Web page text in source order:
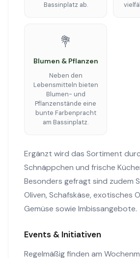
Bassinplatz ab.
💐
Blumen & Pflanzen
Neben den
Lebensmitteln bieten
Blumen- und
Pflanzenstände eine
bunte Farbenpracht
am Bassinplatz.
Ergänzt wird das Sortiment
Schnäppchen und frische
Besonders gefragt sind zudem
Oliven, Schafskäse, exotisches
Gemüse sowie Imbissangebote.
Events & Initiativen
Regelmäßig finden am